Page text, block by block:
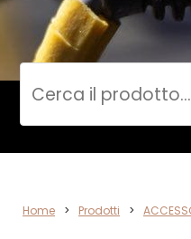
Cerca
Home > Prodotti >